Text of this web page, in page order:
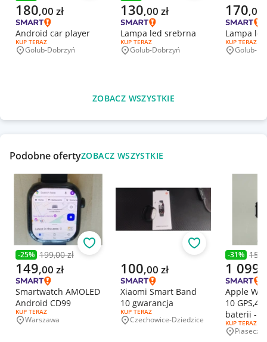
Aktualna cena
180,00 zł
Android car player
RODZAJ OFERTY:
KUP TERAZ
Miejscowość
Golub-Dobrzyń
Aktualna cena
130,00 zł
Lampa led srebrna
RODZAJ OFERTY:
KUP TERAZ
Miejscowość
Golub-Dobrzyń
Aktualna
170,00
Lampa
RODZAJ
KUP TERAZ
Golub-
ZOBACZ WSZYSTKIE
Podobne ofertyZOBACZ WSZYSTKIE
Poprzednia cena
-25% 199,00 zł
Aktualna cena
149,00 zł
Smartwatch AMOLED
Android CD99
RODZAJ OFERTY:
KUP TERAZ
Miejscowość
Warszawa
Obserwuj
Aktualna cena
100,00 zł
Xiaomi Smart Band
10 gwarancja
RODZAJ OFERTY:
KUP TERAZ
Miejscowość
Czechowice-Dziedzice
Obserwuj
-31%
Aktualna
1 099
Apple
10
baterii -
dobry
RODZAJ
KUP TERAZ